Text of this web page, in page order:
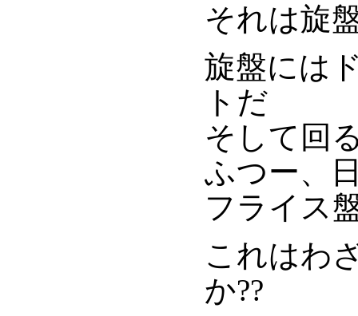
それは旋
旋盤には
トだ
そして回
ふつー、
フライス
これはわ
か??